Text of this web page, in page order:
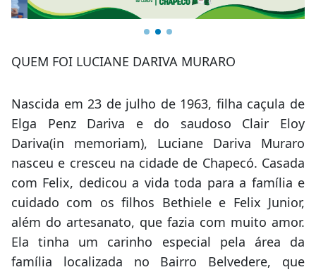
QUEM FOI LUCIANE DARIVA MURARO
Nascida em 23 de julho de 1963, filha caçula de
Elga Penz Dariva e do saudoso Clair Eloy
Dariva(in memoriam), Luciane Dariva Muraro
nasceu e cresceu na cidade de Chapecó. Casada
com Felix, dedicou a vida toda para a família e
cuidado com os filhos Bethiele e Felix Junior,
além do artesanato, que fazia com muito amor.
Ela tinha um carinho especial pela área da
família localizada no Bairro Belvedere, que